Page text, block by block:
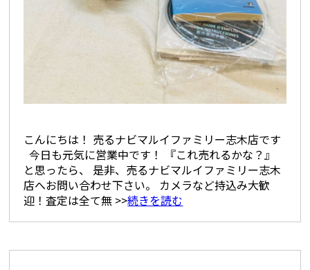
こんにちは！ 売るナビマルイファミリー志木店です
今日も元気に営業中です！ 『これ売れるかな？』
と思ったら、 是非、売るナビマルイファミリー志木
店へお問い合わせ下さい。 カメラなど持込み大歓
迎！査定は全て無 >>続きを読む